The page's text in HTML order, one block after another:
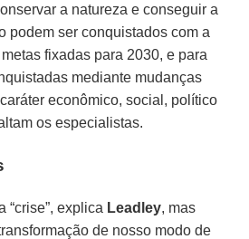
a natureza e conseguir a
podem ser conquistados com a
fixadas para 2030, e para
mediante mudanças
econômico, social, político
os especialistas.
“crise”, explica Leadley, mas
de nosso modo de